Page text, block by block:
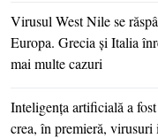
Virusul West Nile se
Europa. Grecia şi Italia
mai multe cazuri
Inteligenţa artificială a
crea, în premieră, virusuri